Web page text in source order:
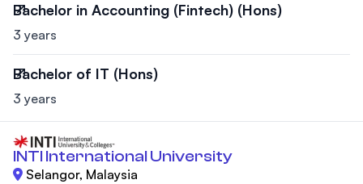
Bachelor in Accounting (Fintech) (Hons)
3 years
Bachelor of IT (Hons)
3 years
INTI International University
Selangor, Malaysia